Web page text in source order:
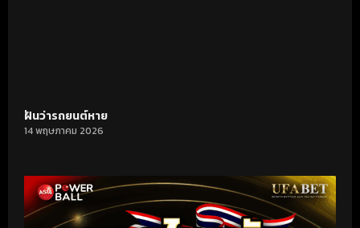
ฝันว่ารถยนต์หาย
14 พฤษภาคม 2026